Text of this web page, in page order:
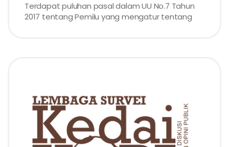
Terdapat puluhan pasal dalam UU No.7 Tahun
2017 tentang Pemilu yang mengatur tentang